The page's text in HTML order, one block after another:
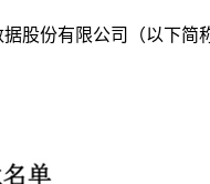
股份有限公司（以下简